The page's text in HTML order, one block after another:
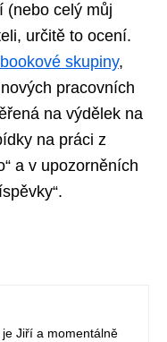
(nebo celý můj
určitě to ocení.
skupiny,
pracovních
na výdělek na
na práci z
a v upozorněních
Jiří a momentálně